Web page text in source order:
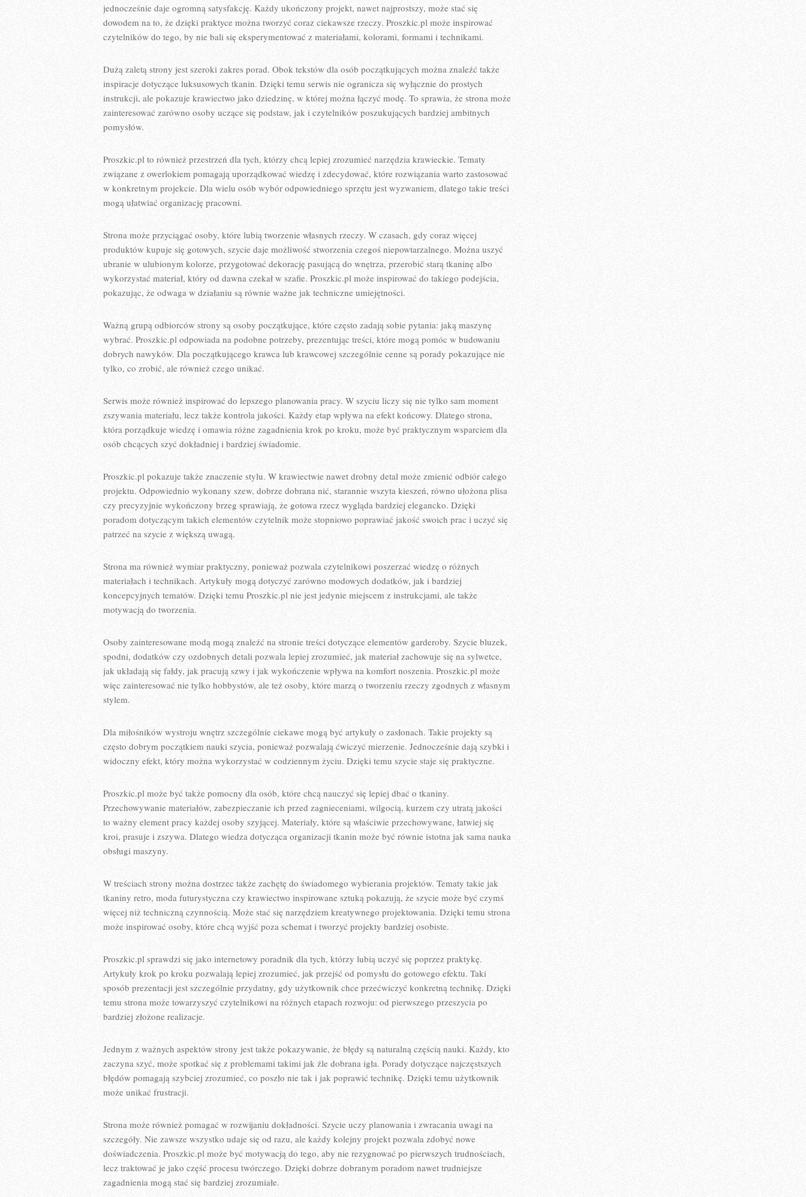
jednocześnie daje ogromną satysfakcję. Każdy ukończony projekt, nawet najprostszy, może stać się
dowodem na to, że dzięki praktyce można tworzyć coraz ciekawsze rzeczy. Proszkic.pl może inspirować
czytelników do tego, by nie bali się eksperymentować z materiałami, kolorami, formami i technikami.
Dużą zaletą strony jest szeroki zakres porad. Obok tekstów dla osób początkujących można znaleźć także
inspiracje dotyczące luksusowych tkanin. Dzięki temu serwis nie ogranicza się wyłącznie do prostych
instrukcji, ale pokazuje krawiectwo jako dziedzinę, w której można łączyć modę. To sprawia, że strona może
zainteresować zarówno osoby uczące się podstaw, jak i czytelników poszukujących bardziej ambitnych
pomysłów.
Proszkic.pl to również przestrzeń dla tych, którzy chcą lepiej zrozumieć narzędzia krawieckie. Tematy
związane z owerlokiem pomagają uporządkować wiedzę i zdecydować, które rozwiązania warto zastosować
w konkretnym projekcie. Dla wielu osób wybór odpowiedniego sprzętu jest wyzwaniem, dlatego takie treści
mogą ułatwiać organizację pracowni.
Strona może przyciągać osoby, które lubią tworzenie własnych rzeczy. W czasach, gdy coraz więcej
produktów kupuje się gotowych, szycie daje możliwość stworzenia czegoś niepowtarzalnego. Można uszyć
ubranie w ulubionym kolorze, przygotować dekorację pasującą do wnętrza, przerobić starą tkaninę albo
wykorzystać materiał, który od dawna czekał w szafie. Proszkic.pl może inspirować do takiego podejścia,
pokazując, że odwaga w działaniu są równie ważne jak techniczne umiejętności.
Ważną grupą odbiorców strony są osoby początkujące, które często zadają sobie pytania: jaką maszynę
wybrać. Proszkic.pl odpowiada na podobne potrzeby, prezentując treści, które mogą pomóc w budowaniu
dobrych nawyków. Dla początkującego krawca lub krawcowej szczególnie cenne są porady pokazujące nie
tylko, co zrobić, ale również czego unikać.
Serwis może również inspirować do lepszego planowania pracy. W szyciu liczy się nie tylko sam moment
zszywania materiału, lecz także kontrola jakości. Każdy etap wpływa na efekt końcowy. Dlatego strona,
która porządkuje wiedzę i omawia różne zagadnienia krok po kroku, może być praktycznym wsparciem dla
osób chcących szyć dokładniej i bardziej świadomie.
Proszkic.pl pokazuje także znaczenie stylu. W krawiectwie nawet drobny detal może zmienić odbiór całego
projektu. Odpowiednio wykonany szew, dobrze dobrana nić, starannie wszyta kieszeń, równo ułożona plisa
czy precyzyjnie wykończony brzeg sprawiają, że gotowa rzecz wygląda bardziej elegancko. Dzięki
poradom dotyczącym takich elementów czytelnik może stopniowo poprawiać jakość swoich prac i uczyć się
patrzeć na szycie z większą uwagą.
Strona ma również wymiar praktyczny, ponieważ pozwala czytelnikowi poszerzać wiedzę o różnych
materiałach i technikach. Artykuły mogą dotyczyć zarówno modowych dodatków, jak i bardziej
koncepcyjnych tematów. Dzięki temu Proszkic.pl nie jest jedynie miejscem z instrukcjami, ale także
motywacją do tworzenia.
Osoby zainteresowane modą mogą znaleźć na stronie treści dotyczące elementów garderoby. Szycie bluzek,
spodni, dodatków czy ozdobnych detali pozwala lepiej zrozumieć, jak materiał zachowuje się na sylwetce,
jak układają się fałdy, jak pracują szwy i jak wykończenie wpływa na komfort noszenia. Proszkic.pl może
więc zainteresować nie tylko hobbystów, ale też osoby, które marzą o tworzeniu rzeczy zgodnych z własnym
stylem.
Dla miłośników wystroju wnętrz szczególnie ciekawe mogą być artykuły o zasłonach. Takie projekty są
często dobrym początkiem nauki szycia, ponieważ pozwalają ćwiczyć mierzenie. Jednocześnie dają szybki i
widoczny efekt, który można wykorzystać w codziennym życiu. Dzięki temu szycie staje się praktyczne.
Proszkic.pl może być także pomocny dla osób, które chcą nauczyć się lepiej dbać o tkaniny.
Przechowywanie materiałów, zabezpieczanie ich przed zagnieceniami, wilgocią, kurzem czy utratą jakości
to ważny element pracy każdej osoby szyjącej. Materiały, które są właściwie przechowywane, łatwiej się
kroi, prasuje i zszywa. Dlatego wiedza dotycząca organizacji tkanin może być równie istotna jak sama nauka
obsługi maszyny.
W treściach strony można dostrzec także zachętę do świadomego wybierania projektów. Tematy takie jak
tkaniny retro, moda futurystyczna czy krawiectwo inspirowane sztuką pokazują, że szycie może być czymś
więcej niż techniczną czynnością. Może stać się narzędziem kreatywnego projektowania. Dzięki temu strona
może inspirować osoby, które chcą wyjść poza schemat i tworzyć projekty bardziej osobiste.
Proszkic.pl sprawdzi się jako internetowy poradnik dla tych, którzy lubią uczyć się poprzez praktykę.
Artykuły krok po kroku pozwalają lepiej zrozumieć, jak przejść od pomysłu do gotowego efektu. Taki
sposób prezentacji jest szczególnie przydatny, gdy użytkownik chce przećwiczyć konkretną technikę. Dzięki
temu strona może towarzyszyć czytelnikowi na różnych etapach rozwoju: od pierwszego przeszycia po
bardziej złożone realizacje.
Jednym z ważnych aspektów strony jest także pokazywanie, że błędy są naturalną częścią nauki. Każdy, kto
zaczyna szyć, może spotkać się z problemami takimi jak źle dobrana igła. Porady dotyczące najczęstszych
błędów pomagają szybciej zrozumieć, co poszło nie tak i jak poprawić technikę. Dzięki temu użytkownik
może unikać frustracji.
Strona może również pomagać w rozwijaniu dokładności. Szycie uczy planowania i zwracania uwagi na
szczegóły. Nie zawsze wszystko udaje się od razu, ale każdy kolejny projekt pozwala zdobyć nowe
doświadczenia. Proszkic.pl może być motywacją do tego, aby nie rezygnować po pierwszych trudnościach,
lecz traktować je jako część procesu twórczego. Dzięki dobrze dobranym poradom nawet trudniejsze
zagadnienia mogą stać się bardziej zrozumiałe.